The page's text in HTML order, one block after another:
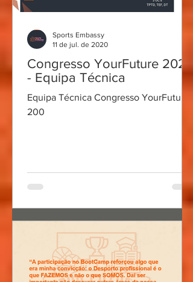
Congresso YourFuture 2020
- Equipa Técnica
Equipa Técnica Congresso YourFuture
200
Sports Embassy
11 de jul. de 2020